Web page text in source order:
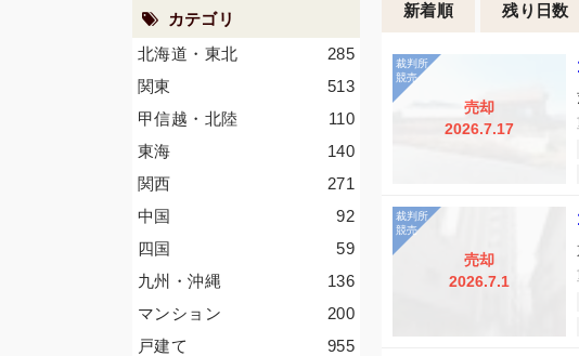
新着順 残り日数
売却
2026.7.17
売却
2026.7.1
カテゴリ
285
北海道・東北
513
関東
110
甲信越・北陸
140
東海
271
関西
92
中国
59
四国
136
九州・沖縄
200
マンション
955
戸建て